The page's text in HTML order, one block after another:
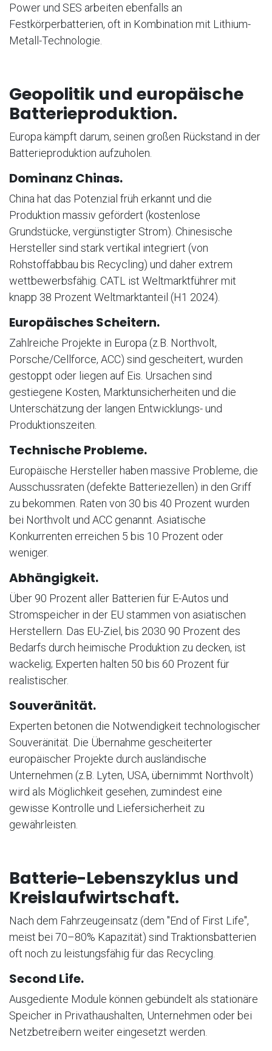
Power und SES arbeiten ebenfalls an
Festkörperbatterien, oft in Kombination mit Lithium-
Metall-Technologie.
Geopolitik und europäische
Batterieproduktion.
Europa kämpft darum, seinen großen Rückstand in der
Batterieproduktion aufzuholen.
Dominanz Chinas.
China hat das Potenzial früh erkannt und die
Produktion massiv gefördert (kostenlose
Grundstücke, vergünstigter Strom). Chinesische
Hersteller sind stark vertikal integriert (von
Rohstoffabbau bis Recycling) und daher extrem
wettbewerbsfähig. CATL ist Weltmarktführer mit
knapp 38 Prozent Weltmarktanteil (H1 2024).
Europäisches Scheitern.
Zahlreiche Projekte in Europa (z.B. Northvolt,
Porsche/Cellforce, ACC) sind gescheitert, wurden
gestoppt oder liegen auf Eis. Ursachen sind
gestiegene Kosten, Marktunsicherheiten und die
Unterschätzung der langen Entwicklungs- und
Produktionszeiten.
Technische Probleme.
Europäische Hersteller haben massive Probleme, die
Ausschussraten (defekte Batteriezellen) in den Griff
zu bekommen. Raten von 30 bis 40 Prozent wurden
bei Northvolt und ACC genannt. Asiatische
Konkurrenten erreichen 5 bis 10 Prozent oder
weniger.
Abhängigkeit.
Über 90 Prozent aller Batterien für E-Autos und
Stromspeicher in der EU stammen von asiatischen
Herstellern. Das EU-Ziel, bis 2030 90 Prozent des
Bedarfs durch heimische Produktion zu decken, ist
wackelig; Experten halten 50 bis 60 Prozent für
realistischer.
Souveränität.
Experten betonen die Notwendigkeit technologischer
Souveränität. Die Übernahme gescheiterter
europäischer Projekte durch ausländische
Unternehmen (z.B. Lyten, USA, übernimmt Northvolt)
wird als Möglichkeit gesehen, zumindest eine
gewisse Kontrolle und Liefersicherheit zu
gewährleisten.
Batterie-Lebenszyklus und
Kreislaufwirtschaft.
Nach dem Fahrzeugeinsatz (dem "End of First Life",
meist bei 70–80% Kapazität) sind Traktionsbatterien
oft noch zu leistungsfähig für das Recycling.
Second Life.
Ausgediente Module können gebündelt als stationäre
Speicher in Privathaushalten, Unternehmen oder bei
Netzbetreibern weiter eingesetzt werden.